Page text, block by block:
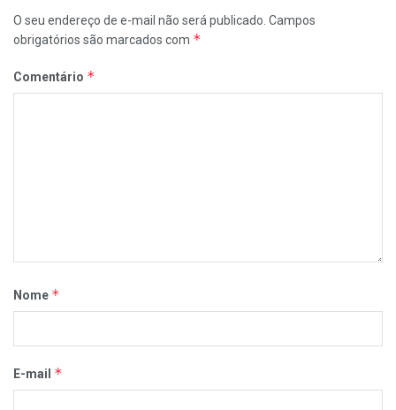
O seu endereço de e-mail não será publicado. Campos
obrigatórios são marcados com *
Comentário *
Nome *
E-mail *